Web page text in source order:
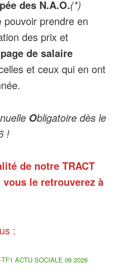
des N.A.O.(*)
pouvoir prendre en
des prix et
de salaire
et ceux qui en ont
Obligatoire dès le
!
de notre TRACT
vous le retrouverez à
:
TF1 ACTU SOCIALE 06 2026